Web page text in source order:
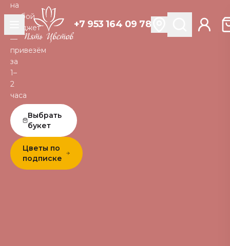
+7 953 164 09 78
на
любой
бюджет
—
привезём
за
1–
2
часа
Выбрать
букет
Цветы по
подписке